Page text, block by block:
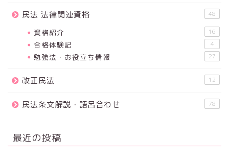
民法 法律関連資格 48
資格紹介 16
合格体験記 4
勉強法・お役立ち情報 27
改正民法 12
民法条文解説・語呂合わせ 78
最近の投稿